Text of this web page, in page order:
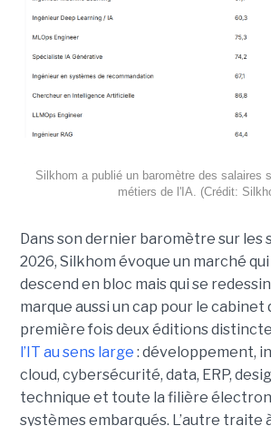
Silkhom a publié un baromètre des salaires
métiers de l'IA. (Crédit:
Dans son dernier baromètre sur les
2026, Silkhom évoque un marché
descend en bloc mais qui se
marque aussi un cap pour le cabinet
première fois deux éditions
l’IT au sens large : développement,
cloud, cybersécurité, data, ERP,
technique et toute la filière
systèmes embarqués. L’autre traite